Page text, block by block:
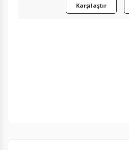
Karşılaştır